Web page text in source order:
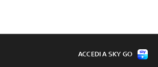
ACCEDI A SKY GO